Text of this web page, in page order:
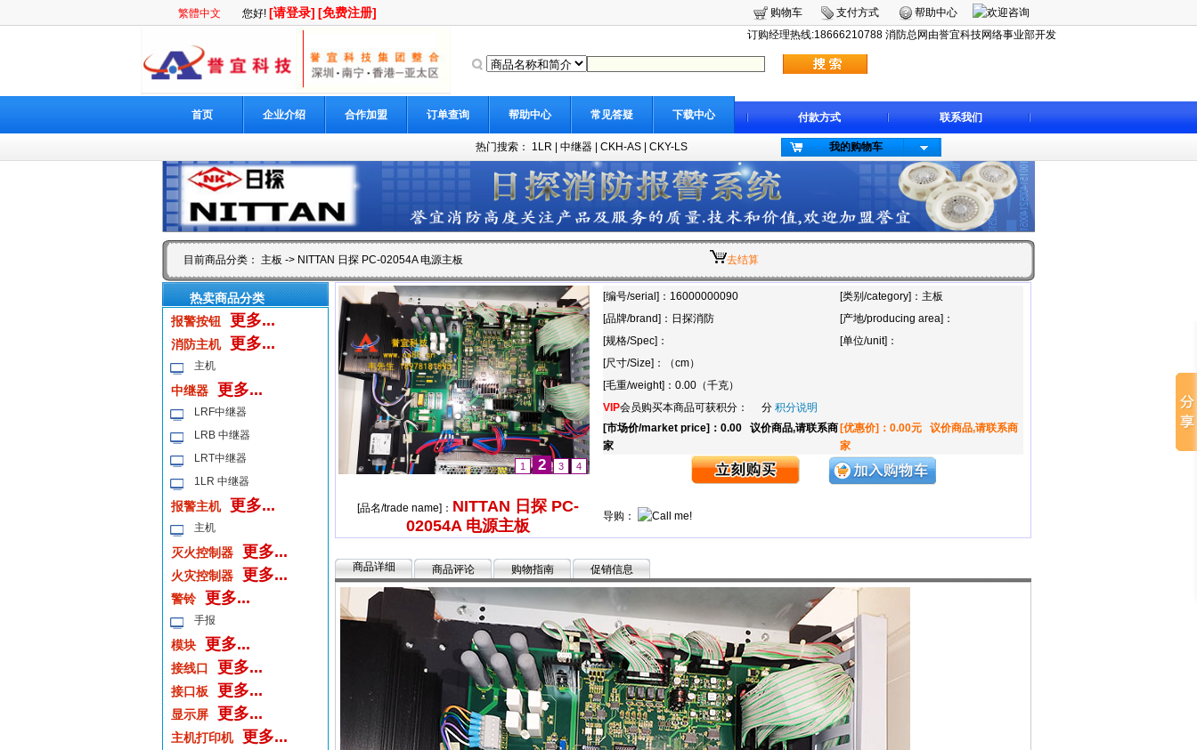
繁體中文 您好! [请登录] [免费注册] 购物车 支付方式
帮助中心
订购经理热线:18666210788 消防总网由誉宜科技网络事业部开发
首页 企业介绍 合作加盟 订单查询 帮助中心 常见答疑 下载中心 付款方式 联系我们
热门搜索： 1LR 中继器 CKH-AS CKY-LS 我的购物车
目前商品分类： 主板 -> NITTAN 日探 PC-02054A 电源主板 去结算
热卖商品分类
报警按钮
更多...
消防主机 更多...
主机
中继器 更多...
LRF中继器
LRB 中继器
LRT中继器
1LR 中继器
报警主机 更多...
主机
灭火控制器 更多...
火灾控制器 更多...
警铃 更多...
手报
模块 更多...
接线口 更多...
接口板 更多...
显示屏 更多...
主机打印机 更多...
1 2 3 4
[编号/serial]：16000000090
[类别/category]：主板
[品牌/brand]：日探消防
[产地/producing area]：
[规格/Spec]：
[单位/unit]：
[尺寸/Size]：（cm）
[毛重/weight]：0.00（千克）
VIP会员购买本商品可获积分： 分 积分说明
[市场价/market price]：0.00 议价商品,请联系商
家
[优惠价]：0.00元 议价商品,请联系商
家
[品名/trade name]： NITTAN 日探 PC-
02054A 电源主板
导购：
商品详细 商品评论 购物指南 促销信息